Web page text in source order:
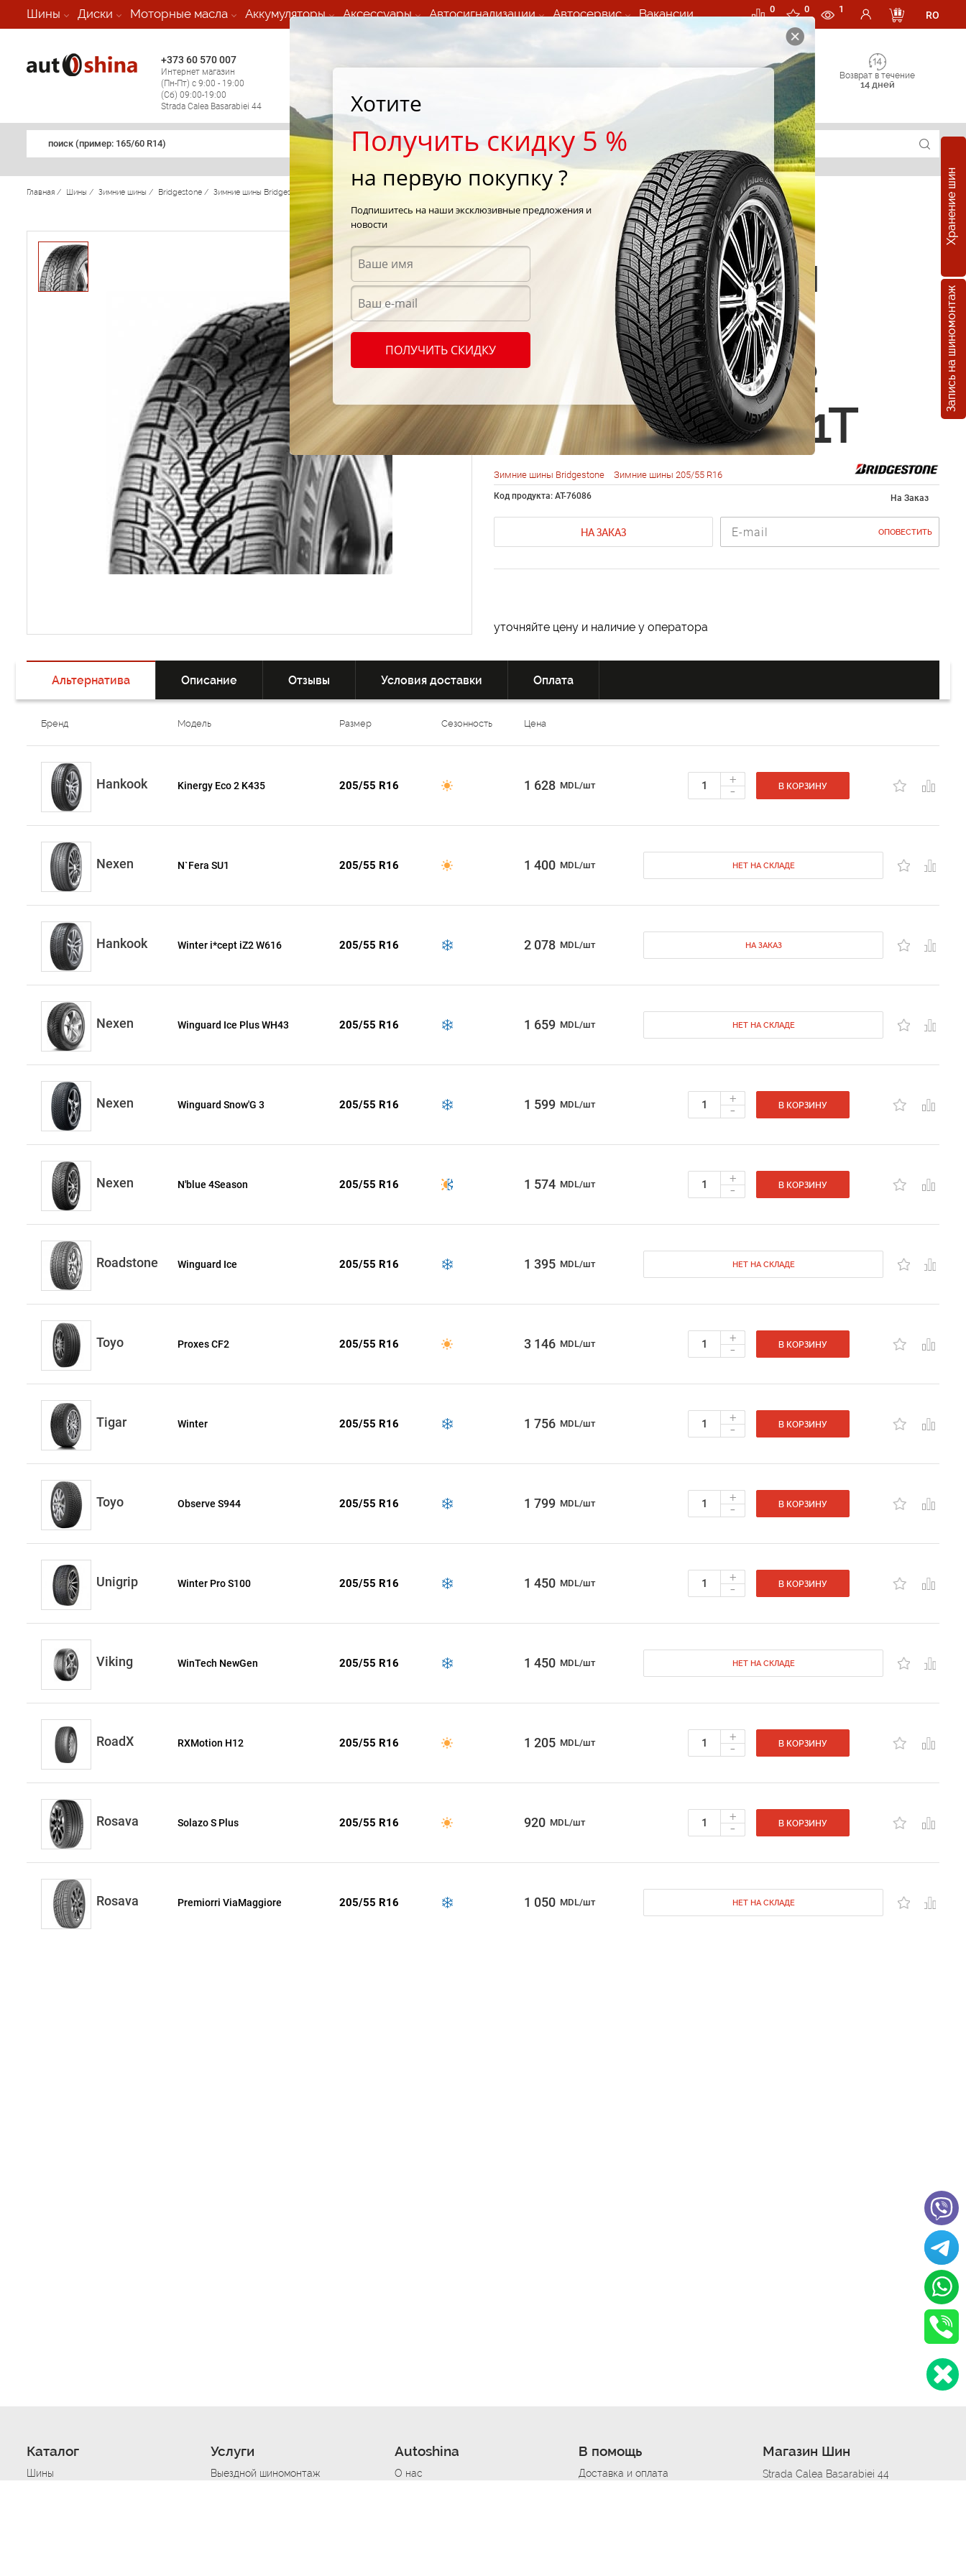
Шины Диски Моторные масла Аккумуляторы Аксессуары Автосигнализации Автосервис Вакансии 0 0 1
RO
+373 60 570 007
Интернет магазин
(Пн-Пт) с 9:00 - 19:00
(Сб) 09:00-19:00
Strada Calea Basarabiei 44
Мобильный шиномонтаж 24/7
Возврат в течение
14 дней
поиск (примеp: 165/60 R14)
Хранение шин
Запись на шиномонтаж
Главная / Шины / Зимние шины / Bridgestone / Зимние шины Bridgestone/ Blizzak LM-32 Bridgestone Blizzak LM-32 205/55 R16 91T
Зимние шины
Bridgestone
Blizzak LM-32
205/55 R16 91T
Зимние шины Bridgestone Зимние шины 205/55 R16
Код продукта: AT-76086 На Заказ
НА ЗАКАЗ ОПОВЕСТИТЬ
уточняйте цену и наличие у оператора
Альтернатива Описание Отзывы Условия доставки Оплата
Бренд Модель Размер Сезонность Цена
Hankook Kinergy Eco 2 K435 205/55 R16 1 628 MDL/шт +
- В КОРЗИНУ
Nexen N`Fera SU1 205/55 R16 1 400 MDL/шт НЕТ НА СКЛАДЕ
Hankook Winter i*cept iZ2 W616 205/55 R16 2 078 MDL/шт НА ЗАКАЗ
Nexen Winguard Ice Plus WH43 205/55 R16 1 659 MDL/шт НЕТ НА СКЛАДЕ
Nexen Winguard Snow'G 3 205/55 R16 1 599 MDL/шт +
- В КОРЗИНУ
Nexen N'blue 4Season 205/55 R16 1 574 MDL/шт +
- В КОРЗИНУ
Roadstone Winguard Ice 205/55 R16 1 395 MDL/шт НЕТ НА СКЛАДЕ
Toyo Proxes CF2 205/55 R16 3 146 MDL/шт +
- В КОРЗИНУ
Tigar Winter 205/55 R16 1 756 MDL/шт +
- В КОРЗИНУ
Toyo Observe S944 205/55 R16 1 799 MDL/шт +
- В КОРЗИНУ
Unigrip Winter Pro S100 205/55 R16 1 450 MDL/шт +
- В КОРЗИНУ
Viking WinTech NewGen 205/55 R16 1 450 MDL/шт НЕТ НА СКЛАДЕ
RoadX RXMotion H12 205/55 R16 1 205 MDL/шт +
- В КОРЗИНУ
Rosava Solazo S Plus 205/55 R16 920 MDL/шт +
- В КОРЗИНУ
Rosava Premiorri ViaMaggiore 205/55 R16 1 050 MDL/шт НЕТ НА СКЛАДЕ
Каталог
Шины
Услуги
Выездной шиномонтаж
Autoshina
О нас
В помощь
Доставка и оплата
Магазин Шин
Strada Calea Basarabiei 44
Хотите
Получить скидку 5 %
на первую покупку ?
Подпишитесь на наши эксклюзивные предложения и
новости
ПОЛУЧИТЬ СКИДКУ